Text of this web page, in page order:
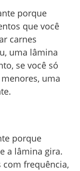
porque
que você
carnes
uma lâmina
se você só
uma
porque
a lâmina gira.
com frequência,